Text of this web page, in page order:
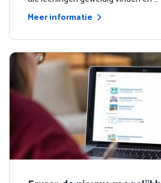
Meer informatie